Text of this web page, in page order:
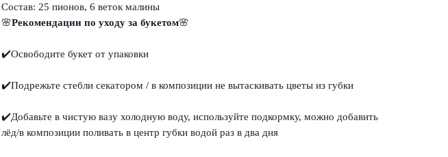
Состав: 25 пионов, 6 веток малины
🌸Рекомендации по уходу за букетом🌸
✔️Освободите букет от упаковки
✔️Подрежьте стебли секатором / в композиции не вытаскивать цветы из губки
✔️Добавьте в чистую вазу холодную воду, используйте подкормку, можно добавить
лёд/в композиции поливать в центр губки водой раз в два дня